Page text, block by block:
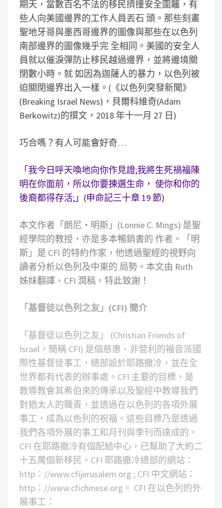
期天，當數百名不法的移民擠撞安全圍籬，有
些人向美國邊界的工作人員丟石 頭。那些刻畫
聖地牙哥與墨西哥邊界的圖像與那些在以色列
南部邊界的圖像幾乎完 全相同。美國的安全人
員就以催淚彈防止移民越過邊界，並將邊境關
閉數小時。就 如因為迦薩人的暴力，以色列被
迫關閉邊界出入一樣。(《以色列突發新聞》
(Breaking Israel News)，貝爾科維奇(Adam
Berkowitz)的撰文，2018 年十一月 27 日)
巧合嗎？有人可能會好奇…
「我今日呼天喚地向你作見證;我將生死禍福陳
明在你面前，所以你要揀選生命， 使你和你的
後裔都得存活;」(申命記三十章 19 節)
本文作者「朗尼‧明斯」(Lonnie C. Mings) 是聖
經學院的教授，亦是多本暢銷書的 作者。「明
斯」是 CFI 的特約作家，他透過聖經的視野向
讀者分析以色列及中東的 局勢。本文由 Ruth
姊妹翻譯、CFI 潤稿，特此致謝！
「基督徒以色列之友」(CFI) 簡介
「基督徒以色列之友」 (Christian Friends of
Israel，簡稱 CFI) 是個慈惠、非營利的福音派國
際性基督徒事工，總部設於耶路撒冷，並在全
世界都有代表的辦事處。CFI 主要的目標，是
教導教會其希伯來的傳承以及聖經中教導我們
對猶太人的職責，並透過在以色列的各項外展
事工，成為以色列的祝福。這些目標乃是透過
我們各項外展的事工和月刊與季刊而達成的。
CFI 在耶路撒冷有個配給中心，已幫助了大約二
十五萬個新移民。CFI 耶路撒冷總部的網站：
http：//www.cfijerusalem.org ; CFI 中文網站：
http：//www.cfichinese.org。 CFI 在以色列的外
展事工：